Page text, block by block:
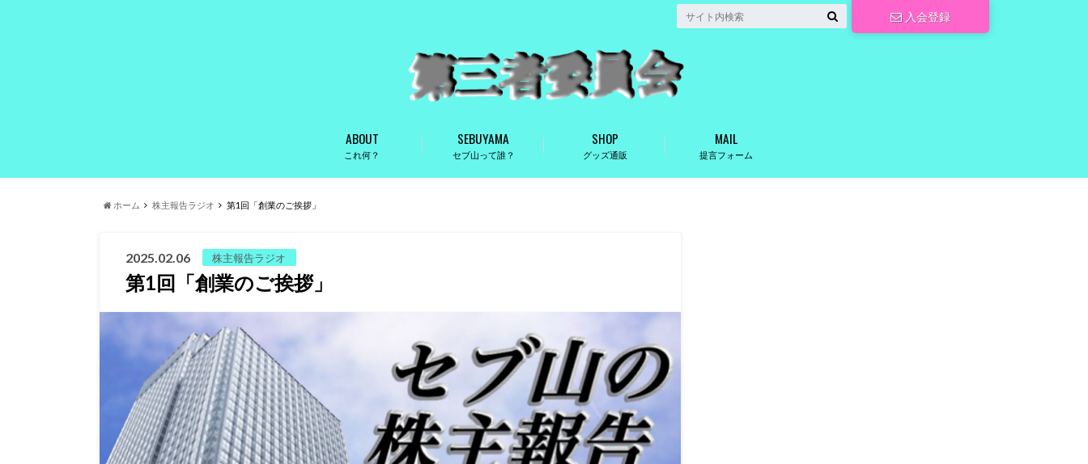
入会登録
これ何？
ABOUT
セブ山って誰？
SEBUYAMA
グッズ通販
SHOP
提言フォーム
MAIL
ホーム 株主報告ラジオ 第1回「創業のご挨拶」
2025.02.06 株主報告ラジオ
第1回「創業のご挨拶」